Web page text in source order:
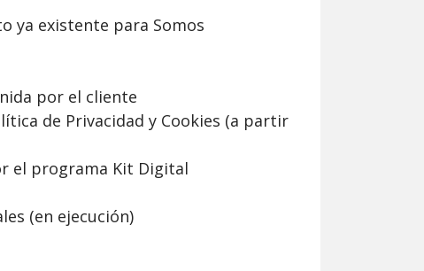
ya existente para Somos
por el cliente
de Privacidad y Cookies (a partir
el programa Kit Digital
(en ejecución)